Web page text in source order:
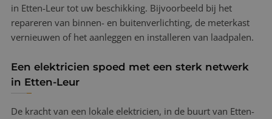
in Etten-Leur tot uw beschikking. Bijvoorbeeld bij het
repareren van binnen- en buitenverlichting, de meterkast
vernieuwen of het aanleggen en installeren van laadpalen.
Een elektricien spoed met een sterk netwerk
in Etten-Leur
De kracht van een lokale elektricien, in de buurt van Etten-